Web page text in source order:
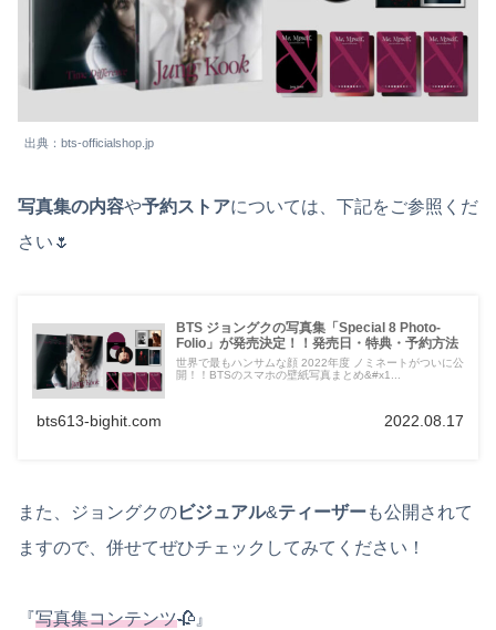
出典：bts-officialshop.jp
写真集の内容や予約ストアについては、下記をご参照くだ
さい🌷
BTS ジョングクの写真集「Special 8 Photo-
Folio」が発売決定！！発売日・特典・予約方法
世界で最もハンサムな顔 2022年度 ノミネートがついに公
開！！BTSのスマホの壁紙写真まとめ&#x1...
bts613-bighit.com 2022.08.17
また、ジョングクのビジュアル&ティーザーも公開されて
ますので、併せてぜひチェックしてみてください！
『 写真集コンテンツ🥀』